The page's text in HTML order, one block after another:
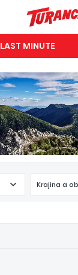
LAST MINUTE
Krajina a